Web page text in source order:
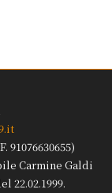
91076630655)
Carmine Galdi
22.02.1999.